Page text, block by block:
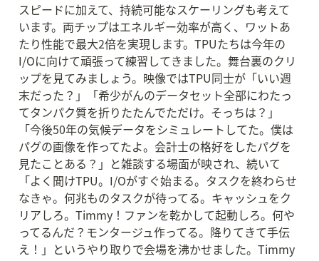
スピードに加えて、持続可能なスケーリングも考えて
います。両チップはエネルギー効率が高く、ワットあ
たり性能で最大2倍を実現します。TPUたちは今年の
I/Oに向けて頑張って練習してきました。舞台裏のクリ
ップを見てみましょう。映像ではTPU同士が「いい週
末だった？」「希少がんのデータセット全部にわたっ
てタンパク質を折りたたんでただけ。そっちは？」
「今後50年の気候データをシミュレートしてた。僕は
パグの画像を作ってたよ。会計士の格好をしたパグを
見たことある？」と雑談する場面が映され、続いて
「よく聞けTPU。I/Oがすぐ始まる。タスクを終わらせ
なきゃ。何兆ものタスクが待ってる。キャッシュをク
リアしろ。Timmy！ファンを乾かして起動しろ。何や
ってるんだ？モンタージュ作ってる。降りてきて手伝
え！」というやり取りで会場を沸かせました。Timmy